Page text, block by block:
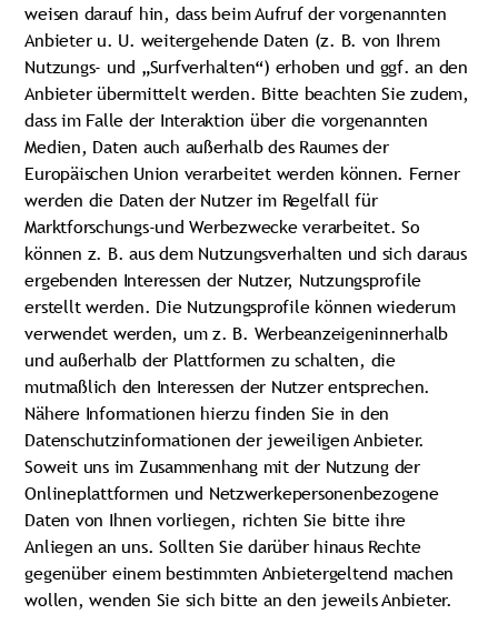
weisen darauf hin, dass beim Aufruf der vorgenannten
Anbieter u. U. weitergehende Daten (z. B. von Ihrem
Nutzungs- und „Surfverhalten“) erhoben und ggf. an den
Anbieter übermittelt werden. Bitte beachten Sie zudem,
dass im Falle der Interaktion über die vorgenannten
Medien, Daten auch außerhalb des Raumes der
Europäischen Union verarbeitet werden können. Ferner
werden die Daten der Nutzer im Regelfall für
Marktforschungs-und Werbezwecke verarbeitet. So
können z. B. aus dem Nutzungsverhalten und sich daraus
ergebenden Interessen der Nutzer, Nutzungsprofile
erstellt werden. Die Nutzungsprofile können wiederum
verwendet werden, um z. B. Werbeanzeigeninnerhalb
und außerhalb der Plattformen zu schalten, die
mutmaßlich den Interessen der Nutzer entsprechen.
Nähere Informationen hierzu finden Sie in den
Datenschutzinformationen der jeweiligen Anbieter.
Soweit uns im Zusammenhang mit der Nutzung der
Onlineplattformen und Netzwerkepersonenbezogene
Daten von Ihnen vorliegen, richten Sie bitte ihre
Anliegen an uns. Sollten Sie darüber hinaus Rechte
gegenüber einem bestimmten Anbietergeltend machen
wollen, wenden Sie sich bitte an den jeweils Anbieter.